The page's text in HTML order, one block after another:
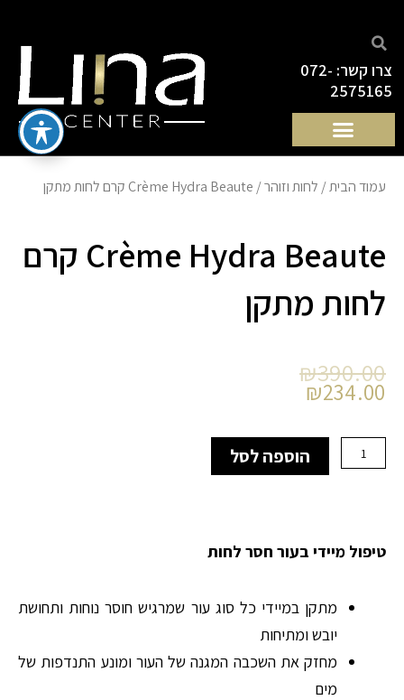
צרו קשר: 072-
2575165
עמוד הבית/ לחות וזוהר/ Crème Hydra Beaute קרם לחות מתקן
Crème Hydra Beaute קרם
לחות מתקן
₪390.00
המחיר
המקורי
₪390.00.
₪234.00
המחיר
הנוכחי
₪234.00.
כמות
Crème
לחות
הוספה לסל
טיפול מיידי בעור חסר לחות
מתקן במיידי כל סוג עור שמרגיש חוסר נוחות ותחושת
יובש ומתיחות
מחזק את השכבה המגנה של העור ומונע התנדפות של
מים